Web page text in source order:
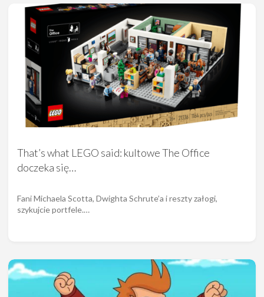
That’s what LEGO said: kultowe The Office
doczeka się…
Fani Michaela Scotta, Dwighta Schrute’a i reszty załogi,
szykujcie portfele.…